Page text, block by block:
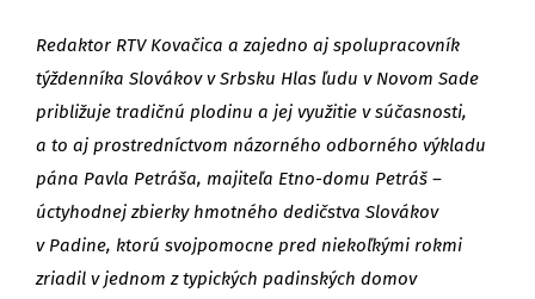
Redaktor RTV Kovačica a zajedno aj spolupracovník
týždenníka Slovákov v Srbsku Hlas ľudu v Novom Sade
približuje tradičnú plodinu a jej využitie v súčasnosti,
a to aj prostredníctvom názorného odborného výkladu
pána Pavla Petráša, majiteľa Etno-domu Petráš –
úctyhodnej zbierky hmotného dedičstva Slovákov
v Padine, ktorú svojpomocne pred niekoľkými rokmi
zriadil v jednom z typických padinských domov